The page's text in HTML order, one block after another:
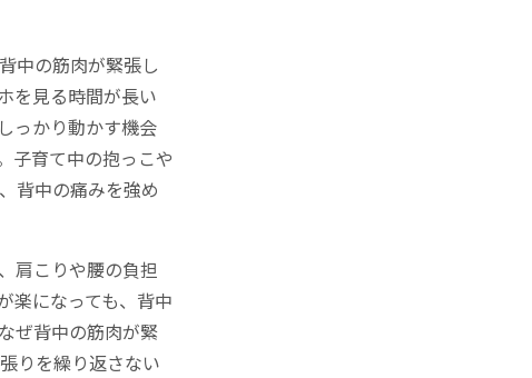
中の筋肉が緊張し
を見る時間が長い
っかり動かす機会
子育て中の抱っこや
背中の痛みを強め
肩こりや腰の負担
楽になっても、背中
ぜ背中の筋肉が緊
りを繰り返さない